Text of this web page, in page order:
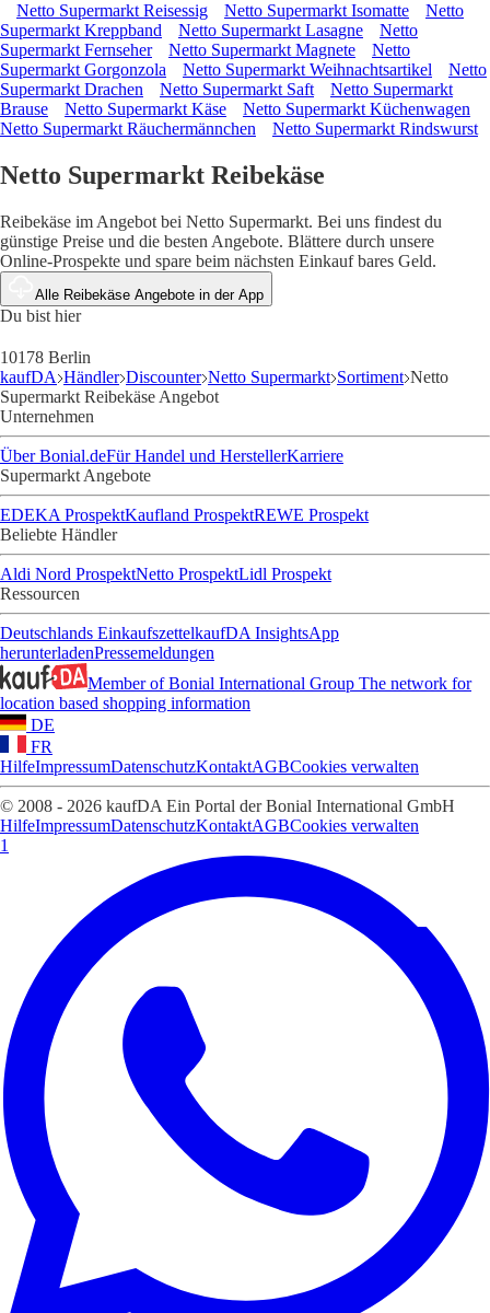
Netto Supermarkt Reisessig Netto Supermarkt Isomatte
Netto
Supermarkt Kreppband
Netto Supermarkt Lasagne
Netto
Supermarkt Fernseher
Netto Supermarkt Magnete
Netto
Supermarkt Gorgonzola
Netto Supermarkt Weihnachtsartikel
Netto
Supermarkt Drachen
Netto Supermarkt Saft
Netto Supermarkt
Brause
Netto Supermarkt Käse
Netto Supermarkt Küchenwagen
Netto Supermarkt Räuchermännchen
Netto Supermarkt Rindswurst
Netto Supermarkt Reibekäse
Reibekäse im Angebot bei Netto Supermarkt. Bei uns findest du
günstige Preise und die besten Angebote. Blättere durch unsere
Online-Prospekte und spare beim nächsten Einkauf bares Geld.
Alle Reibekäse Angebote in der App
Du bist hier
10178 Berlin
kaufDA Händler Discounter Netto Supermarkt Sortiment Netto
Supermarkt Reibekäse Angebot
Unternehmen
Über Bonial.deFür Handel und HerstellerKarriere
Supermarkt Angebote
EDEKA ProspektKaufland ProspektREWE Prospekt
Beliebte Händler
Aldi Nord ProspektNetto ProspektLidl Prospekt
Ressourcen
Deutschlands EinkaufszettelkaufDA InsightsApp
herunterladenPressemeldungen
Member of Bonial International Group The network for
location based shopping information
DE
FR
HilfeImpressumDatenschutzKontaktAGBCookies verwalten
© 2008 - 2026 kaufDA Ein Portal der Bonial International GmbH
HilfeImpressumDatenschutzKontaktAGBCookies verwalten
1